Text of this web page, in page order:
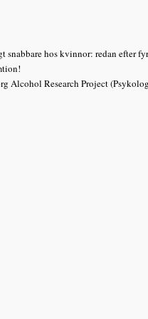
hos kvinnor: redan efter
Alcohol Research Project